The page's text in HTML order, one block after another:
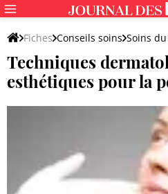
Fiches Conseils soins Soins
Techniques et conseils pour la
Techniques
esthétiques pour la